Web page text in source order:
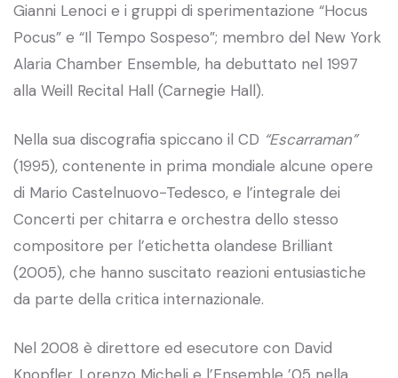
Gianni Lenoci e i gruppi di sperimentazione “Hocus
Pocus” e “Il Tempo Sospeso”; membro del New York
Alaria Chamber Ensemble, ha debuttato nel 1997
alla Weill Recital Hall (Carnegie Hall).
Nella sua discografia spiccano il CD “Escarraman”
(1995), contenente in prima mondiale alcune opere
di Mario Castelnuovo-Tedesco, e l’integrale dei
Concerti per chitarra e orchestra dello stesso
compositore per l’etichetta olandese Brilliant
(2005), che hanno suscitato reazioni entusiastiche
da parte della critica internazionale.
Nel 2008 è direttore ed esecutore con David